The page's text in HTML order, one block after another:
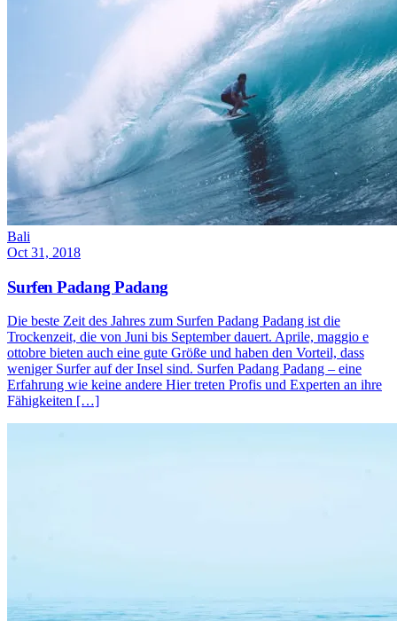
Bali
Oct 31, 2018
Surfen Padang Padang
Die beste Zeit des Jahres zum Surfen Padang Padang ist die
Trockenzeit, die von Juni bis September dauert. Aprile, maggio e
ottobre bieten auch eine gute Größe und haben den Vorteil, dass
weniger Surfer auf der Insel sind. Surfen Padang Padang – eine
Erfahrung wie keine andere Hier treten Profis und Experten an ihre
Fähigkeiten […]